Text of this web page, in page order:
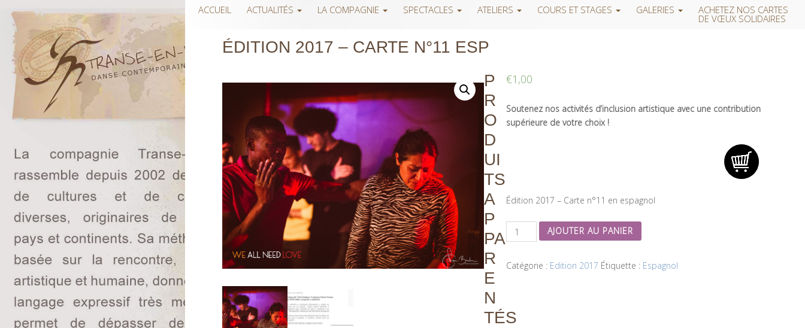
ÉDITION 2017 – CARTE N°11 ESP
€1,00
Soutenez nos activités d’inclusion artistique avec une contribution
supérieure de votre choix !
Édition 2017 – Carte n°11 en espagnol
AJOUTER AU PANIER
Catégorie : Edition 2017 Étiquette : Espagnol
P
R
O
D
UI
TS
A
P
PA
R
E
N
TÉS
ACCUEIL ACTUALITÉS LA COMPAGNIE SPECTACLES ATELIERS COURS ET STAGES GALERIES ACHETEZ NOS CARTES
DE VŒUX SOLIDAIRES